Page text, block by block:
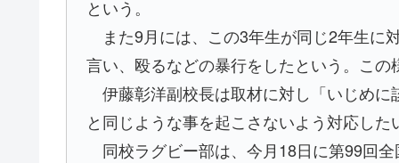
という。
また9月には、この3年生が同じ2年生に
言い、殴るなどの暴行をしたという。こ
伊藤彰洋副校長は取材に対し「いじめ
と同じような事を起こさないよう対応し
同校ラグビー部は、今月18日に第99回